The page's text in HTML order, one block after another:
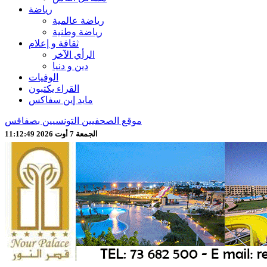
رياضة
رياضة عالمية
رياضة وطنية
ثقافة و إعلام
الرأي الآخر
دين و دنيا
الوفيات
القراء يكتبون
مايد إين سفاكس
موقع الصحفيين التونسيين بصفاقس
الجمعة 7 أوت 2026 11:12:51